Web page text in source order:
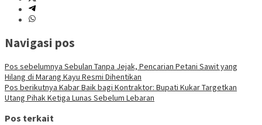
Navigasi pos
Pos sebelumnya Sebulan Tanpa Jejak, Pencarian Petani Sawit yang
Hilang di Marang Kayu Resmi Dihentikan
Pos berikutnya Kabar Baik bagi Kontraktor: Bupati Kukar Targetkan
Utang Pihak Ketiga Lunas Sebelum Lebaran
Pos terkait